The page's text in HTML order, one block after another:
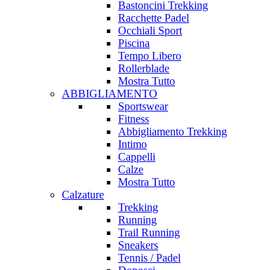
Bastoncini Trekking
Racchette Padel
Occhiali Sport
Piscina
Tempo Libero
Rollerblade
Mostra Tutto
ABBIGLIAMENTO
Sportswear
Fitness
Abbigliamento Trekking
Intimo
Cappelli
Calze
Mostra Tutto
Calzature
Trekking
Running
Trail Running
Sneakers
Tennis / Padel